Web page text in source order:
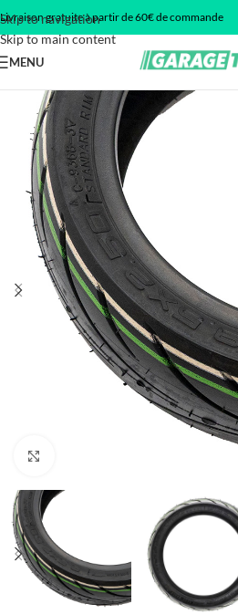
Skip to navigation
Skip to main content
Livraison gratuite à partir de 60€ de commande
MENU